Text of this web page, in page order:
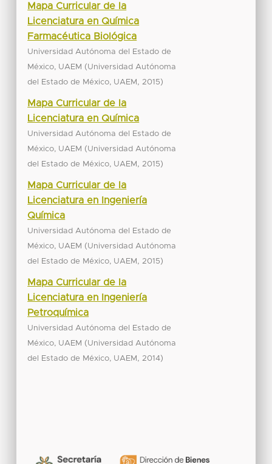
Mapa Curricular de la
Licenciatura en Química
Farmacéutica Biológica
Universidad Autónoma del Estado de
México, UAEM (Universidad Autónoma
del Estado de México, UAEM , 2015)
Mapa Curricular de la
Licenciatura en Química
Universidad Autónoma del Estado de
México, UAEM (Universidad Autónoma
del Estado de México, UAEM , 2015)
Mapa Curricular de la
Licenciatura en Ingeniería
Química
Universidad Autónoma del Estado de
México, UAEM (Universidad Autónoma
del Estado de México, UAEM , 2015)
Mapa Curricular de la
Licenciatura en Ingeniería
Petroquímica
Universidad Autónoma del Estado de
México, UAEM (Universidad Autónoma
del Estado de México, UAEM , 2014)